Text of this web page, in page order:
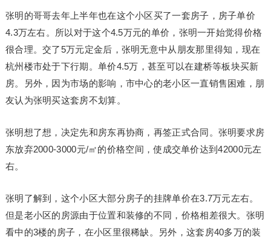
张明的哥哥去年上半年也在这个小区买了一套房子，房子单价
4.3万左右。所以对于这个4.5万元的单价，张明一开始觉得价格
很合理。交了5万元定金后，张明无意中从朋友那里得知，现在
杭州楼市处于下行期。单价4.5万，甚至可以在建桥等板块买新
房。另外，因为市场的影响，市中心的老小区一直销售困难，朋
友认为张明买这套房不划算。
张明想了想，决定先和房东再协商，再签正式合同。张明要求房
东放弃2000-3000元/㎡的价格空间，使成交单价达到42000元左
右。
张明了解到，这个小区大部分房子的挂牌单价在3.7万元左右。
但是老小区的房源由于位置和装修的不同，价格相差很大。张明
看中的3楼的房子，在小区里很稀缺。另外，这套房40多万的装